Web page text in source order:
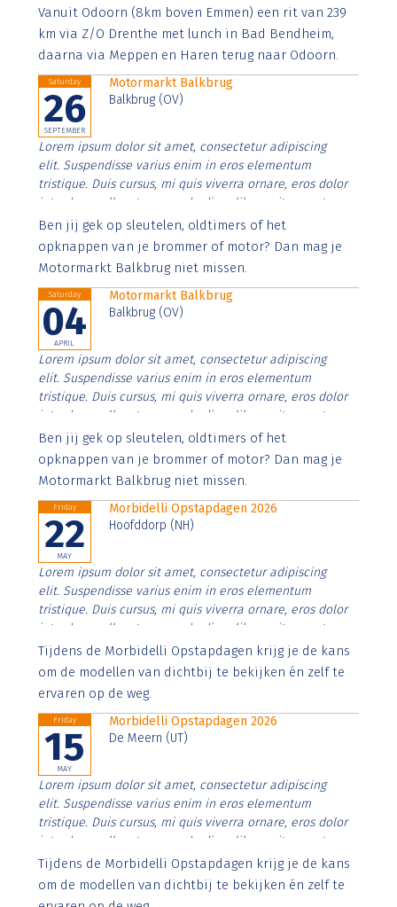
Aenean faucibus nibh et justo cursus id rutrum lorem
imperdiet. Nunc ut sem vitae risus tristique posuere.
Vanuit Odoorn (8km boven Emmen) een rit van 239
km via Z/O Drenthe met lunch in Bad Bendheim,
daarna via Meppen en Haren terug naar Odoorn.
Saturday
26
SEPTEMBER
Motormarkt Balkbrug
Balkbrug (OV)
Lorem ipsum dolor sit amet, consectetur adipiscing
elit. Suspendisse varius enim in eros elementum
tristique. Duis cursus, mi quis viverra ornare, eros dolor
interdum nulla, ut commodo diam libero vitae erat.
Aenean faucibus nibh et justo cursus id rutrum lorem
imperdiet. Nunc ut sem vitae risus tristique posuere.
Ben jij gek op sleutelen, oldtimers of het
opknappen van je brommer of motor? Dan mag je
Motormarkt Balkbrug niet missen.
Saturday
04
APRIL
Motormarkt Balkbrug
Balkbrug (OV)
Lorem ipsum dolor sit amet, consectetur adipiscing
elit. Suspendisse varius enim in eros elementum
tristique. Duis cursus, mi quis viverra ornare, eros dolor
interdum nulla, ut commodo diam libero vitae erat.
Aenean faucibus nibh et justo cursus id rutrum lorem
imperdiet. Nunc ut sem vitae risus tristique posuere.
Ben jij gek op sleutelen, oldtimers of het
opknappen van je brommer of motor? Dan mag je
Motormarkt Balkbrug niet missen.
Friday
22
MAY
Morbidelli Opstapdagen 2026
Hoofddorp (NH)
Lorem ipsum dolor sit amet, consectetur adipiscing
elit. Suspendisse varius enim in eros elementum
tristique. Duis cursus, mi quis viverra ornare, eros dolor
interdum nulla, ut commodo diam libero vitae erat.
Aenean faucibus nibh et justo cursus id rutrum lorem
imperdiet. Nunc ut sem vitae risus tristique posuere.
Tijdens de Morbidelli Opstapdagen krijg je de kans
om de modellen van dichtbij te bekijken én zelf te
ervaren op de weg.
Friday
15
MAY
Morbidelli Opstapdagen 2026
De Meern (UT)
Lorem ipsum dolor sit amet, consectetur adipiscing
elit. Suspendisse varius enim in eros elementum
tristique. Duis cursus, mi quis viverra ornare, eros dolor
interdum nulla, ut commodo diam libero vitae erat.
Aenean faucibus nibh et justo cursus id rutrum lorem
imperdiet. Nunc ut sem vitae risus tristique posuere.
Tijdens de Morbidelli Opstapdagen krijg je de kans
om de modellen van dichtbij te bekijken én zelf te